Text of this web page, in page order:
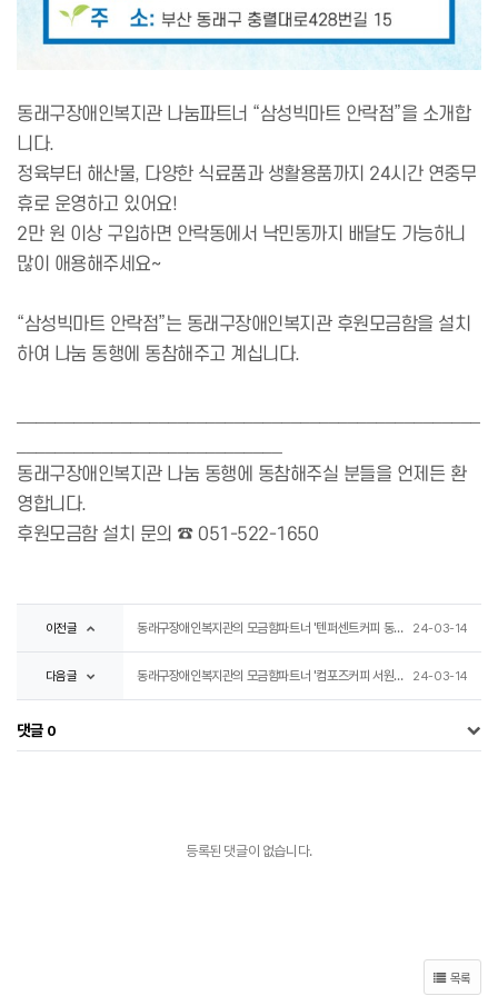
동래구장애인복지관 나눔파트너 “삼성빅마트 안락점”을 소개합
니다.
정육부터 해산물, 다양한 식료품과 생활용품까지 24시간 연중무
휴로 운영하고 있어요!
2만 원 이상 구입하면 안락동에서 낙민동까지 배달도 가능하니
많이 애용해주세요~
“삼성빅마트 안락점”는 동래구장애인복지관 후원모금함을 설치
하여 나눔 동행에 동참해주고 계십니다.
동래구장애인복지관 나눔 동행에 동참해주실 분들을 언제든 환
영합니다.
후원모금함 설치 문의 ☎ 051-522-1650
이전글 동래구장애인복지관의 모금함파트너 '텐퍼센트커피 동래봉생병원점'♥ 24-03-14
다음글 동래구장애인복지관의 모금함파트너 '컴포즈커피 서원시장점'♥ 24-03-14
댓글 0
등록된 댓글이 없습니다.
목록